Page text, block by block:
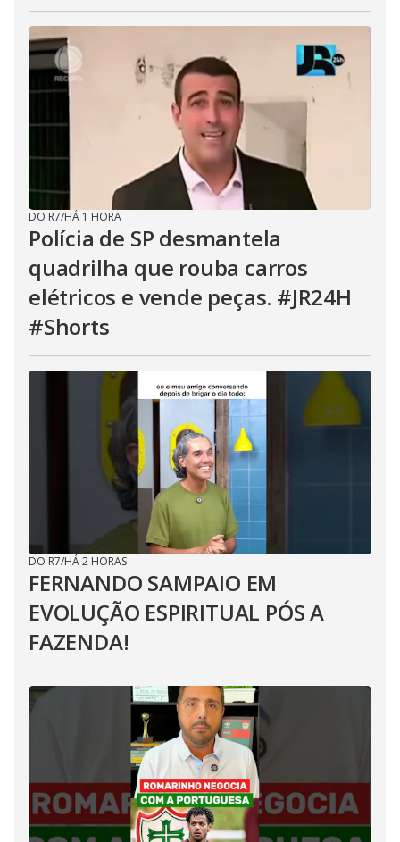
DO R7/HÁ 1 HORA
Polícia de SP desmantela
quadrilha que rouba carros
elétricos e vende peças. #JR24H
#Shorts
DO R7/HÁ 2 HORAS
FERNANDO SAMPAIO EM
EVOLUÇÃO ESPIRITUAL PÓS A
FAZENDA!